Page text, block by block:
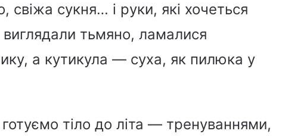
сукня… і руки, які хочеться
виглядали тьмяно, ламалися
а кутикула — суха, як пилюка у
тіло до літа — тренуваннями,